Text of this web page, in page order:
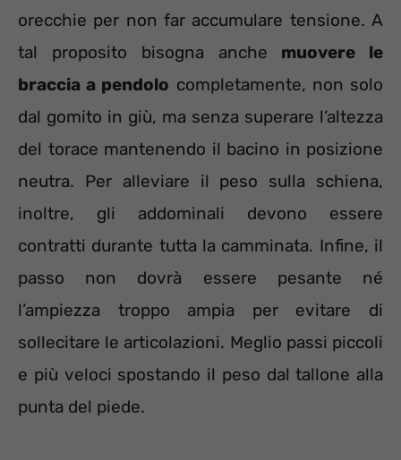
orecchie per non far accumulare tensione. A
tal proposito bisogna anche muovere le
braccia a pendolo completamente, non solo
dal gomito in giù, ma senza superare l’altezza
del torace mantenendo il bacino in posizione
neutra. Per alleviare il peso sulla schiena,
inoltre, gli addominali devono essere
contratti durante tutta la camminata. Infine, il
passo non dovrà essere pesante né
l’ampiezza troppo ampia per evitare di
sollecitare le articolazioni. Meglio passi piccoli
e più veloci spostando il peso dal tallone alla
punta del piede.